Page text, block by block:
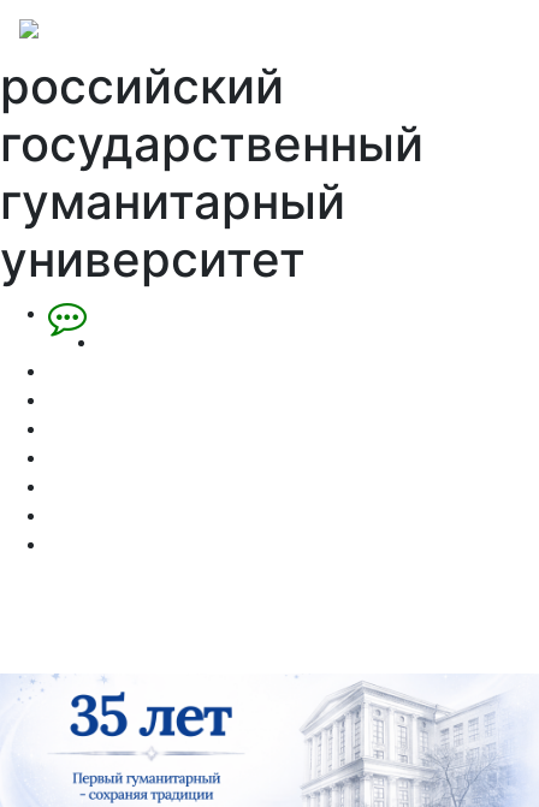
российский
государственный
гуманитарный
университет